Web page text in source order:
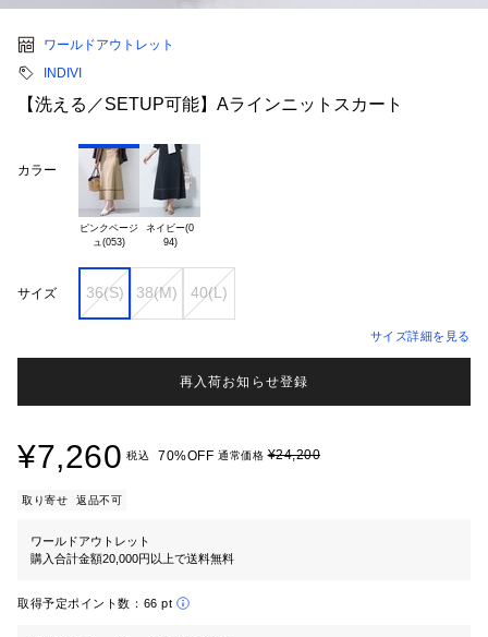
ワールドアウトレット
INDIVI
【洗える／SETUP可能】Aラインニットスカート
カラー
ピンクベージ
ネイビー(0
94)
サイズ 36(S) 38(M) 40(L)
サイズ詳細を見る
再入荷お知らせ登録
¥7,260 税込 70%OFF 通常価格¥24,200
取り寄せ 返品不可
ワールドアウトレット
購入合計金額20,000円以上で送料無料
取得予定ポイント数： 66 pt